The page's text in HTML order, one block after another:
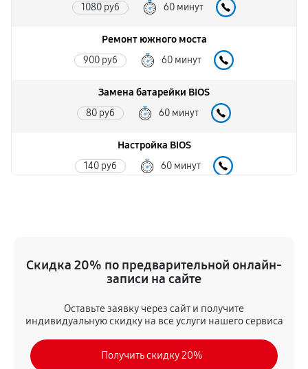
1080 руб 60 минут
Ремонт южного моста
900 руб 60 минут
Замена батарейки BIOS
80 руб 60 минут
Настройка BIOS
140 руб 60 минут
Скидка 20% по предварительной онлайн-
записи на сайте
Оставьте заявку через сайт и получите
индивидуальную скидку на все услуги нашего сервиса
Получить скидку 20%